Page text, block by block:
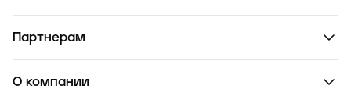
Партнерам
О компании